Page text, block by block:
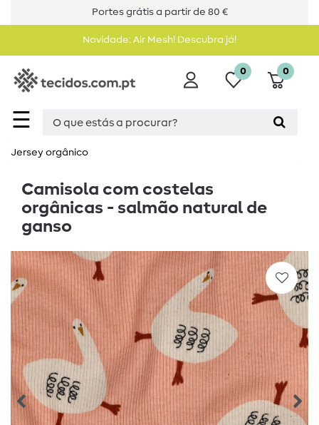
Portes grátis a partir de 80 €
Novidade: Air Mesh! Descubra já!
☰
0 0
Jersey orgânico
Camisola com costelas
orgânicas - salmão natural de
ganso